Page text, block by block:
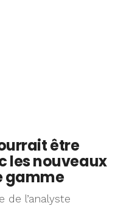
être
les nouveaux
gamme
de l’analyste